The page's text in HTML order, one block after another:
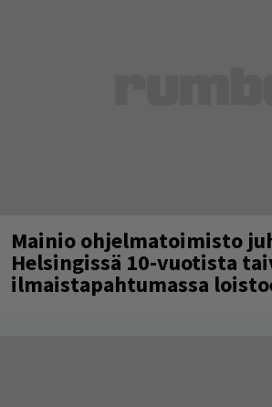
Mainio ohjelmatoimisto
Helsingissä 10-vuotista
ilmaistapahtumassa